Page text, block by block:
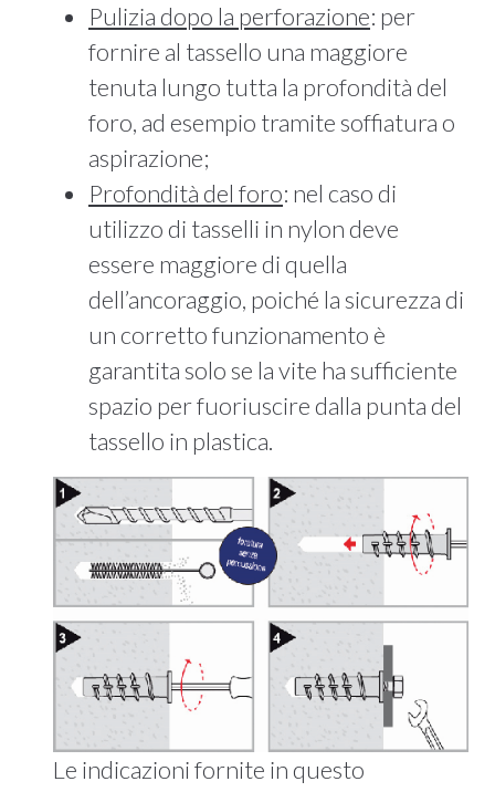
Pulizia dopo la perforazione: per
fornire al tassello una maggiore
tenuta lungo tutta la profondità del
foro, ad esempio tramite soffiatura o
aspirazione;
Profondità del foro: nel caso di
utilizzo di tasselli in nylon deve
essere maggiore di quella
dell’ancoraggio, poiché la sicurezza di
un corretto funzionamento è
garantita solo se la vite ha sufficiente
spazio per fuoriuscire dalla punta del
tassello in plastica.
Le indicazioni fornite in questo